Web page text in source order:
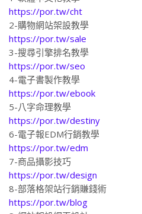
https://por.tw/cht
2-購物網站架設教學
https://por.tw/sale
3-搜尋引擎排名教學
https://por.tw/seo
4-電子書製作教學
https://por.tw/ebook
5-八字命理教學
https://por.tw/destiny
6-電子報EDM行銷教學
https://por.tw/edm
7-商品攝影技巧
https://por.tw/design
8-部落格架站行銷賺錢術
https://por.tw/blog